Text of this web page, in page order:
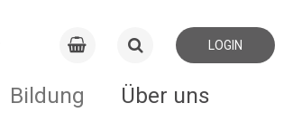
LOGIN
Bildung Über uns